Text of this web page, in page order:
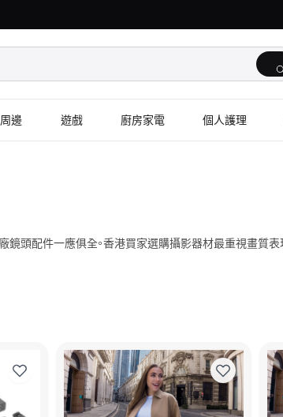
邊 遊戲 廚房家電 個人護理
頭配件一應俱全。香港買家選購攝影器材最重視畫質表